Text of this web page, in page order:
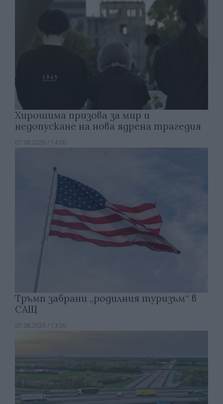
Хирошима призова за мир и
недопускане на нова ядрена трагедия
07.08.2026 / 14:00
Тръмп забрани „родилния туризъм“ в
САЩ
07.08.2026 / 13:30